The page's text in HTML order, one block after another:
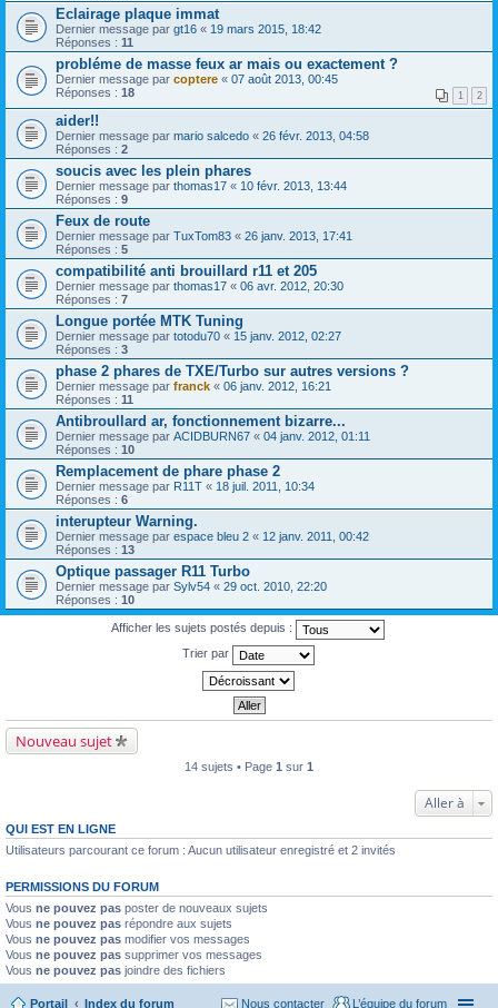
Eclairage plaque immat
Dernier message par gt16 « 19 mars 2015, 18:42
Réponses : 11
probléme de masse feux ar mais ou exactement ?
Dernier message par coptere « 07 août 2013, 00:45
Réponses : 18 1 2
aider!!
Dernier message par mario salcedo « 26 févr. 2013, 04:58
Réponses : 2
soucis avec les plein phares
Dernier message par thomas17 « 10 févr. 2013, 13:44
Réponses : 9
Feux de route
Dernier message par TuxTom83 « 26 janv. 2013, 17:41
Réponses : 5
compatibilité anti brouillard r11 et 205
Dernier message par thomas17 « 06 avr. 2012, 20:30
Réponses : 7
Longue portée MTK Tuning
Dernier message par totodu70 « 15 janv. 2012, 02:27
Réponses : 3
phase 2 phares de TXE/Turbo sur autres versions ?
Dernier message par franck « 06 janv. 2012, 16:21
Réponses : 11
Antibroullard ar, fonctionnement bizarre...
Dernier message par ACIDBURN67 « 04 janv. 2012, 01:11
Réponses : 10
Remplacement de phare phase 2
Dernier message par R11T « 18 juil. 2011, 10:34
Réponses : 6
interupteur Warning.
Dernier message par espace bleu 2 « 12 janv. 2011, 00:42
Réponses : 13
Optique passager R11 Turbo
Dernier message par Sylv54 « 29 oct. 2010, 22:20
Réponses : 10
Afficher les sujets postés depuis :
Trier par
Nouveau sujet
14 sujets • Page 1 sur 1
Aller à
QUI EST EN LIGNE
Utilisateurs parcourant ce forum : Aucun utilisateur enregistré et 2 invités
PERMISSIONS DU FORUM
Vous ne pouvez pas poster de nouveaux sujets
Vous ne pouvez pas répondre aux sujets
Vous ne pouvez pas modifier vos messages
Vous ne pouvez pas supprimer vos messages
Vous ne pouvez pas joindre des fichiers
Portail Index du forum L’équipe du forum
Nous contacter